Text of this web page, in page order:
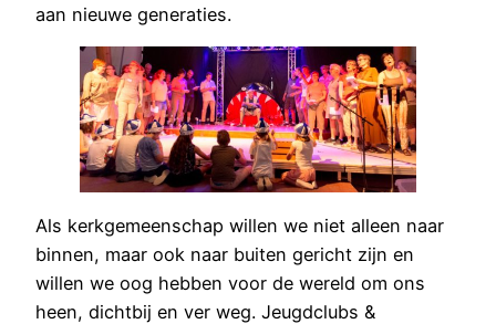
aan nieuwe generaties.
Als kerkgemeenschap willen we niet alleen naar
binnen, maar ook naar buiten gericht zijn en
willen we oog hebben voor de wereld om ons
heen, dichtbij en ver weg. Jeugdclubs &